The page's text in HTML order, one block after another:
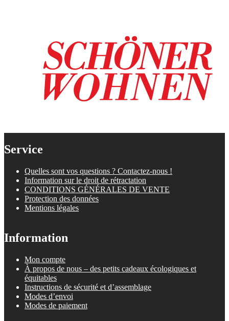
Service
Quelles sont vos questions ? Contactez-nous !
Information sur le droit de rétractation
CONDITIONS GÉNÉRALES DE VENTE
Protection des données
Mentions légales
Information
Mon compte
À propos de nous – des petits cadeaux écologiques et
équitables
Instructions de sécurité et d’assemblage
Modes d’envoi
Modes de paiement